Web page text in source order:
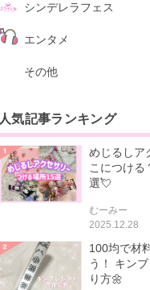
シンデレラフェス
エンタメ
その他
人気記事ランキング
めじるしア
こにつける
選💘
むーみー
2025.12.28
100均で材
う！ キン
り方🌼